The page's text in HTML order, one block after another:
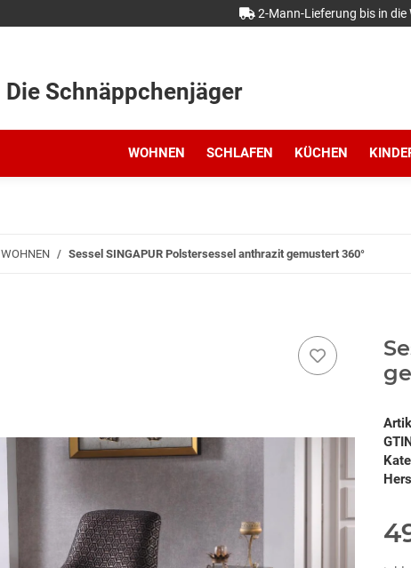
2-Mann-Lieferung bis in die
Die Schnäppchenjäger
WOHNEN SCHLAFEN KÜCHEN
WOHNEN Sessel SINGAPUR Polstersessel anthrazit gemustert 360°